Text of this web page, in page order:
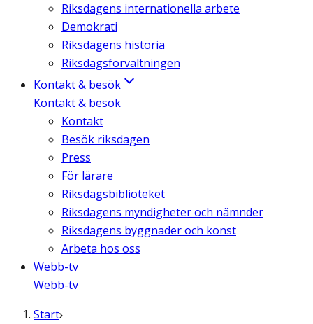
Riksdagens internationella arbete
Demokrati
Riksdagens historia
Riksdagsförvaltningen
Kontakt & besök
Kontakt & besök
Kontakt
Besök riksdagen
Press
För lärare
Riksdagsbiblioteket
Riksdagens myndigheter och nämnder
Riksdagens byggnader och konst
Arbeta hos oss
Webb-tv
Webb-tv
Start